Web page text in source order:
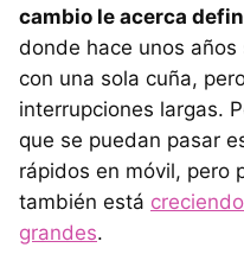
cambio le acerca
donde hace unos
con una sola cuña,
interrupciones largas.
que se puedan pasar
rápidos en móvil, pero
también está
grandes.